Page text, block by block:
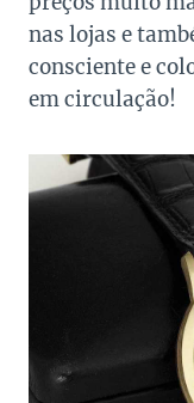
nas lojas e
consciente e
em circulação!